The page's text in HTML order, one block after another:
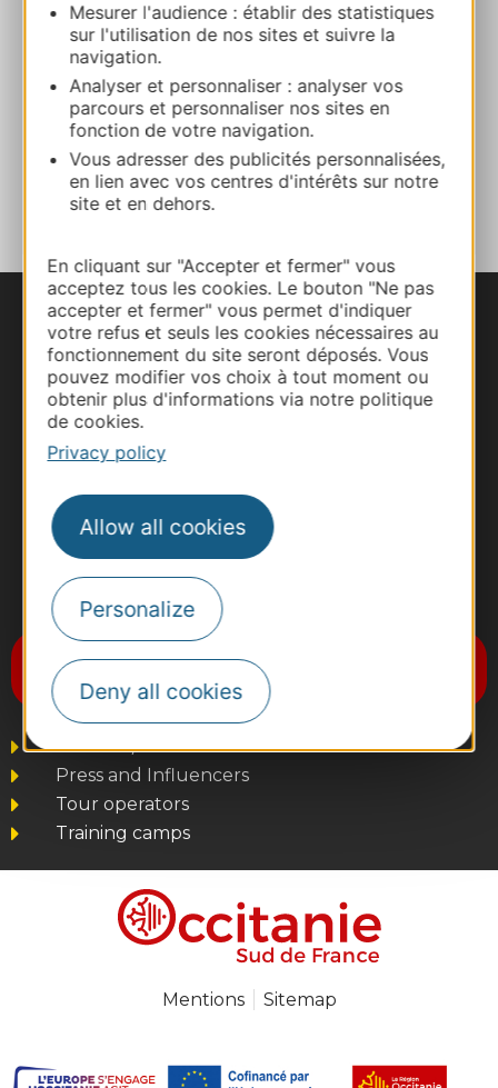
Mesurer l'audience : établir des statistiques
sur l'utilisation de nos sites et suivre la
navigation.
Analyser et personnaliser : analyser vos
parcours et personnaliser nos sites en
fonction de votre navigation.
Vous adresser des publicités personnalisées,
en lien avec vos centres d'intérêts sur notre
site et en dehors.
En cliquant sur "Accepter et fermer" vous
acceptez tous les cookies. Le bouton "Ne pas
accepter et fermer" vous permet d'indiquer
votre refus et seuls les cookies nécessaires au
fonctionnement du site seront déposés. Vous
pouvez modifier vos choix à tout moment ou
obtenir plus d'informations via notre politique
de cookies.
Privacy policy
Allow all cookies
Personalize
Deny all cookies
E-mail
Website
ADD TO FAVORITES
#VoyageOccitanie
Subscribe to the newsletter
Destination Occitanie
Business/Mice
Press and Influencers
Tour operators
Training camps
Mentions Sitemap